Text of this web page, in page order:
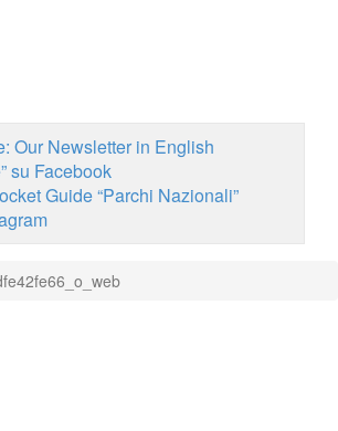
Our Newsletter in English
su Facebook
Guide “Parchi Nazionali”